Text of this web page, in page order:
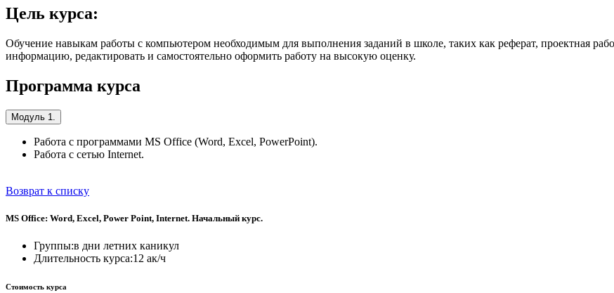
Цель курса:
Обучение навыкам работы с компьютером необходимым для выполнения заданий в школе, таких как реферат, проектная
информацию, редактировать и самостоятельно оформить работу на высокую оценку.
Программа курса
Модуль 1.
Работа с программами MS Office (Word, Excel, PowerPoint).
Работа с сетью Internet.
Возврат к списку
MS Office: Word, Excel, Power Point, Internet. Начальный курс.
Группы:в дни летних каникул
Длительность курса:12 ак/ч
Стоимость курса